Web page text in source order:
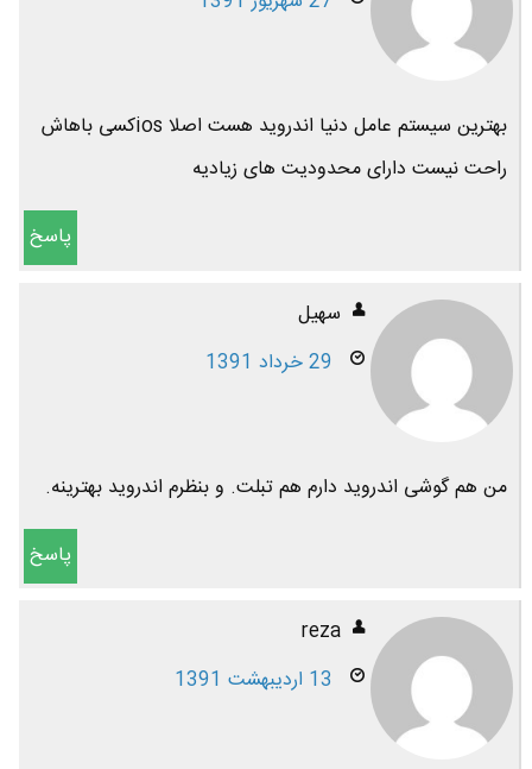
بهترین سیستم عامل دنیا اندروید هست اصلا iosکسی باهاش
راحت نیست دارای محدودیت های زیادیه
پاسخ
سهیل
29 خرداد 1391
من هم گوشی اندروید دارم هم تبلت. و بنظرم اندروید بهترینه.
پاسخ
reza
13 اردیبهشت 1391